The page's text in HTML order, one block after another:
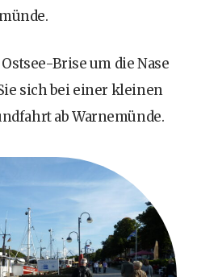
Brise um die Nase
sich bei einer kleinen
ab Warnemünde.